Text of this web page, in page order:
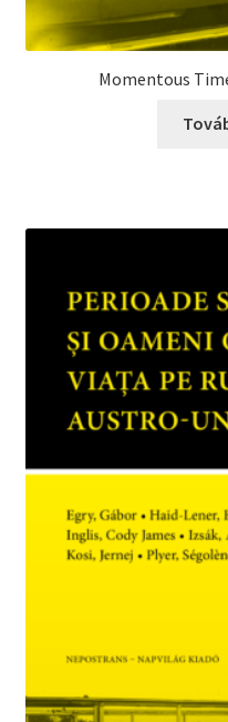
Momentous